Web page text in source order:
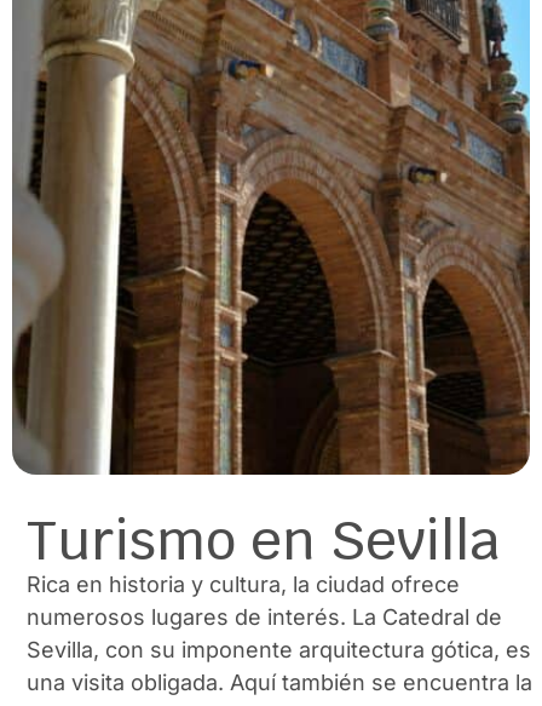
Turismo en Sevilla
Rica en historia y cultura, la ciudad ofrece
numerosos lugares de interés. La Catedral de
Sevilla, con su imponente arquitectura gótica, es
una visita obligada. Aquí también se encuentra la